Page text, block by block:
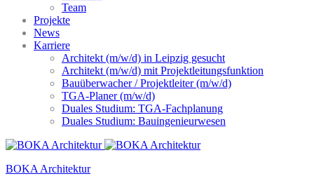
Team
Projekte
News
Karriere
Architekt (m/w/d) in Leipzig gesucht
Architekt (m/w/d) mit Projektleitungsfunktion
Bauüberwacher / Projektleiter (m/w/d)
TGA-Planer (m/w/d)
Duales Studium: TGA-Fachplanung
Duales Studium: Bauingenieurwesen
BOKA Architektur